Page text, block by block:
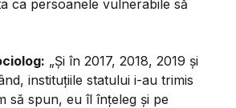
ca persoanele vulnerabile să
„Și în 2017, 2018, 2019 și
instituțiile statului i-au trimis
să spun, eu îl înțeleg și pe